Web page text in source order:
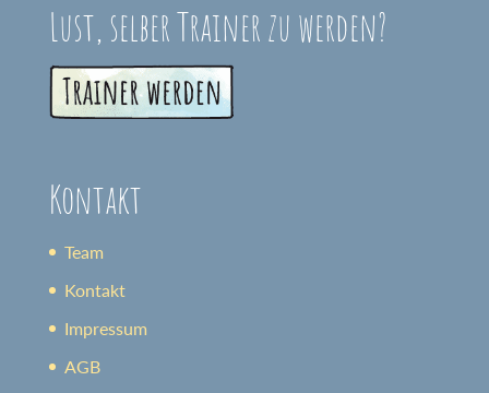
Lust, selber Trainer zu werden?
Kontakt
Team
Kontakt
Impressum
AGB